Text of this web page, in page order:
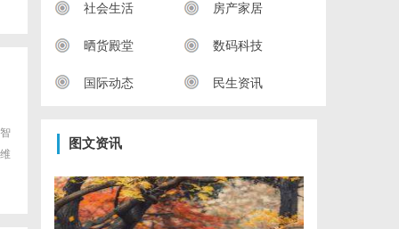
社会生活 房产家居
晒货殿堂 数码科技
国际动态 民生资讯
图文资讯